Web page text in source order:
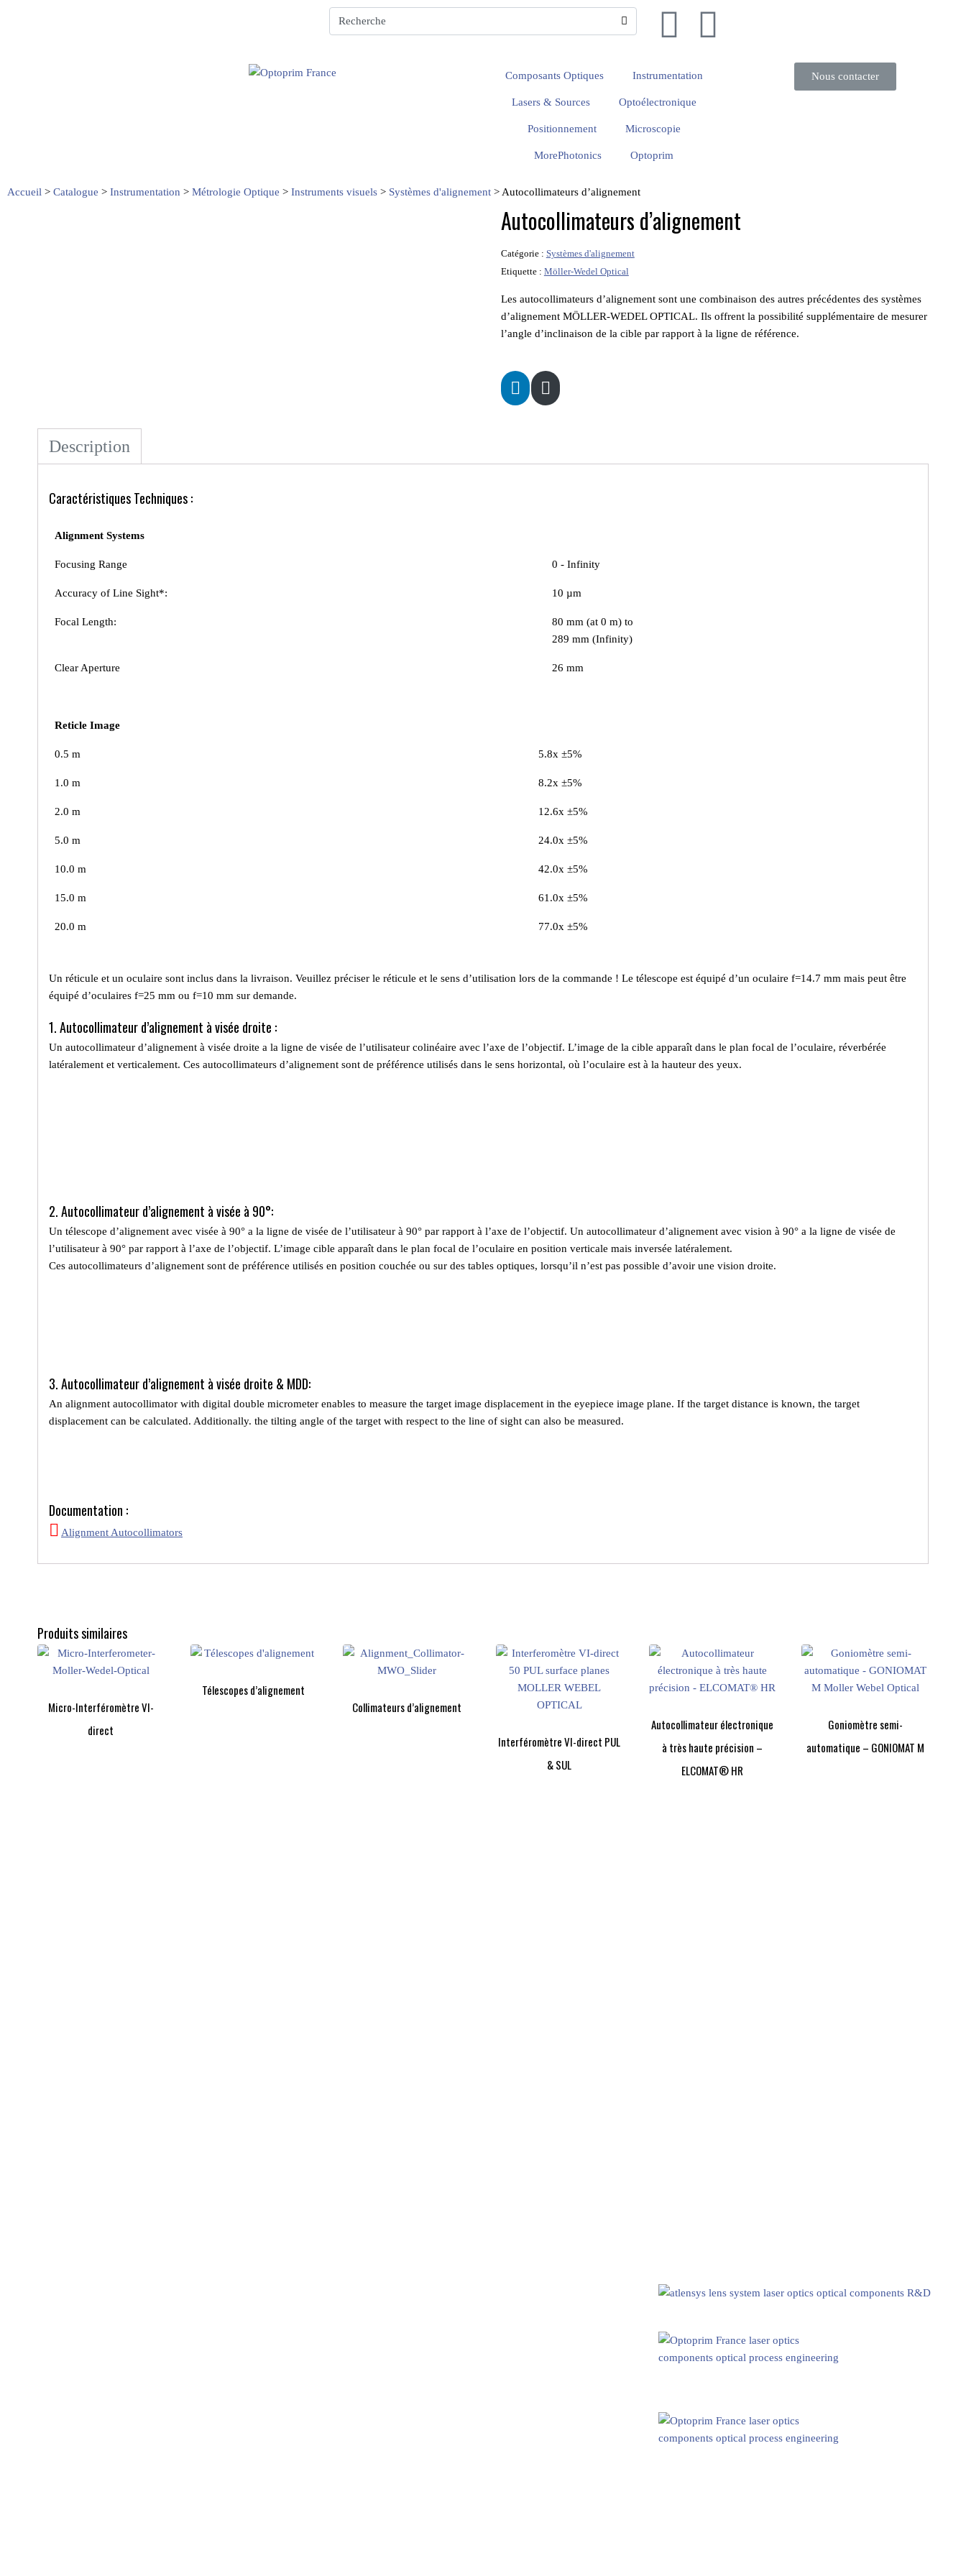
Composants Optiques Instrumentation
Lasers & Sources Optoélectronique
Positionnement Microscopie
MorePhotonics Optoprim
Nous contacter
Accueil > Catalogue > Instrumentation > Métrologie Optique > Instruments visuels > Systèmes d'alignement > Autocollimateurs d’alignement
Autocollimateurs d’alignement
Catégorie : Systèmes d'alignement
Etiquette : Möller-Wedel Optical
Les autocollimateurs d’alignement sont une combinaison des autres précédentes des systèmes
d’alignement MÖLLER-WEDEL OPTICAL. Ils offrent la possibilité supplémentaire de mesurer
l’angle d’inclinaison de la cible par rapport à la ligne de référence.
Description
Caractéristiques Techniques :
Alignment Systems
Focusing Range 0 - Infinity
Accuracy of Line Sight*: 10 µm
Focal Length:
80 mm (at 0 m) to
289 mm (Infinity)
Clear Aperture 26 mm
Reticle Image
0.5 m 5.8x ±5%
1.0 m 8.2x ±5%
2.0 m 12.6x ±5%
5.0 m 24.0x ±5%
10.0 m 42.0x ±5%
15.0 m 61.0x ±5%
20.0 m 77.0x ±5%
Un réticule et un oculaire sont inclus dans la livraison. Veuillez préciser le réticule et le sens d’utilisation lors de la commande ! Le télescope est équipé d’un oculaire f=14.7 mm mais peut être
équipé d’oculaires f=25 mm ou f=10 mm sur demande.
1. Autocollimateur d’alignement à visée droite :
Un autocollimateur d’alignement à visée droite a la ligne de visée de l’utilisateur colinéaire avec l’axe de l’objectif. L’image de la cible apparaît dans le plan focal de l’oculaire, réverbérée
latéralement et verticalement. Ces autocollimateurs d’alignement sont de préférence utilisés dans le sens horizontal, où l’oculaire est à la hauteur des yeux.
2. Autocollimateur d’alignement à visée à 90°:
Un télescope d’alignement avec visée à 90° a la ligne de visée de l’utilisateur à 90° par rapport à l’axe de l’objectif. Un autocollimateur d’alignement avec vision à 90° a la ligne de visée de
l’utilisateur à 90° par rapport à l’axe de l’objectif. L’image cible apparaît dans le plan focal de l’oculaire en position verticale mais inversée latéralement.
Ces autocollimateurs d’alignement sont de préférence utilisés en position couchée ou sur des tables optiques, lorsqu’il n’est pas possible d’avoir une vision droite.
3. Autocollimateur d’alignement à visée droite & MDD:
An alignment autocollimator with digital double micrometer enables to measure the target image displacement in the eyepiece image plane. If the target distance is known, the target
displacement can be calculated. Additionally. the tilting angle of the target with respect to the line of sight can also be measured.
Documentation :
Alignment Autocollimators
Produits similaires
Micro-Interféromètre VI-
direct
Télescopes d’alignement
Collimateurs d’alignement
Interféromètre VI-direct PUL
& SUL
Autocollimateur électronique
à très haute précision –
ELCOMAT® HR
Goniomètre semi-
automatique – GONIOMAT M